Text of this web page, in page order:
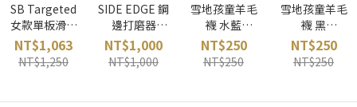
SB Targeted
女款單板滑雪
襪 (蜂蜜黃)
smartwool
美國
NT$1,063
NT$1,250
SIDE EDGE 鋼
邊打磨器
GALLIUM 日
本
NT$1,000
NT$1,000
雪地孩童羊毛
襪 水藍
SNOWTRAVE
L 台灣
NT$250
NT$250
雪地孩童羊毛
襪 黑
SNOWTRAVE
L 台灣
NT$250
NT$250